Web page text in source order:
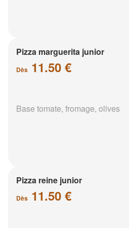
Pizza marguerita junior
Dès 11.50 €
Base tomate, fromage, olives
Pizza reine junior
Dès 11.50 €